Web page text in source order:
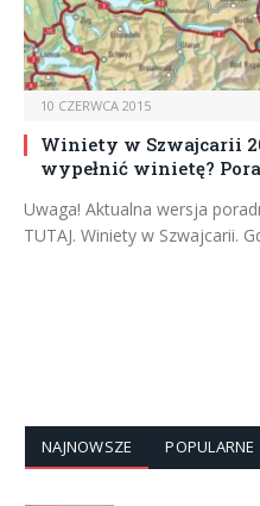
10 CZERWCA 2015
Winiety w Szwajcarii
wypełnić winietę?
Uwaga! Aktualna wersja
TUTAJ. Winiety w Szwajcarii.
NAJNOWSZE POPULARNE